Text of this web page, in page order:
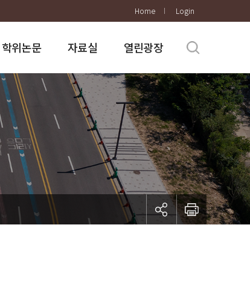
Home Login
학위논문 자료실 열린광장